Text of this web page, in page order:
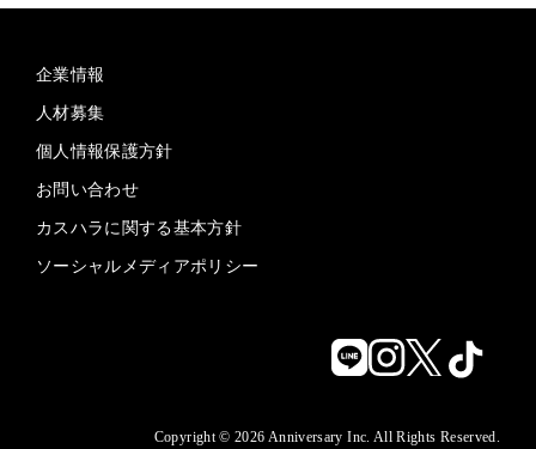
企業情報
人材募集
個人情報保護方針
お問い合わせ
カスハラに関する基本方針
ソーシャルメディアポリシー
Copyright © 2026 Anniversary Inc. All Rights Reserved.